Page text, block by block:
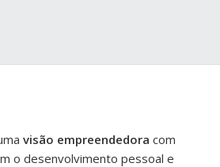
visão empreendedora com
o desenvolvimento pessoal e